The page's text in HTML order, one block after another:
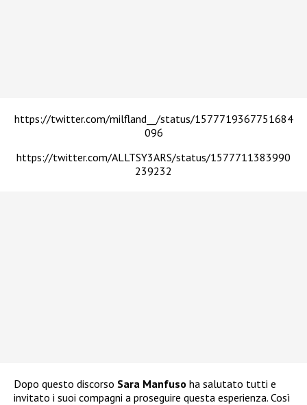
https://twitter.com/milfland__/status/1577719367751684
096
https://twitter.com/ALLTSY3ARS/status/1577711383990
239232
Dopo questo discorso Sara Manfuso ha salutato tutti e
invitato i suoi compagni a proseguire questa esperienza. Così